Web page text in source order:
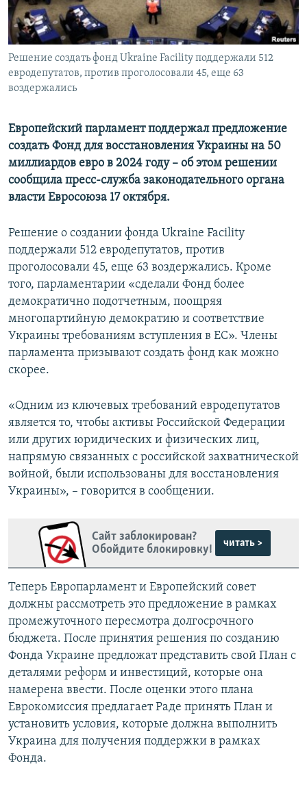
ПОБЕДИТЕЛЕЙ НЕ СУДЯТ?
КРЫМ.НЕПОКОРЕННЫЙ
ELIFBE
УКРАИНСКАЯ ПРОБЛЕМА КРЫМА
ПРИСОЕДИНЯЙТЕСЬ!
Решение создать фонд Ukraine Facility поддержали 512
евродепутатов, против проголосовали 45, еще 63
воздержались
Европейский парламент поддержал предложение
создать Фонд для восстановления Украины на 50
миллиардов евро в 2024 году – об этом решении
сообщила пресс-служба законодательного органа
власти Евросоюза 17 октября.
Решение о создании фонда Ukraine Facility
поддержали 512 евродепутатов, против
проголосовали 45, еще 63 воздержались. Кроме
того, парламентарии «сделали Фонд более
демократично подотчетным, поощряя
многопартийную демократию и соответствие
Украины требованиям вступления в ЕС». Члены
парламента призывают создать фонд как можно
скорее.
«Одним из ключевых требований евродепутатов
является то, чтобы активы Российской Федерации
или других юридических и физических лиц,
напрямую связанных с российской захватнической
войной, были использованы для восстановления
Украины», – говорится в сообщении.
Сайт заблокирован?
Обойдите блокировку!
читать >
Теперь Европарламент и Европейский совет
должны рассмотреть это предложение в рамках
промежуточного пересмотра долгосрочного
бюджета. После принятия решения по созданию
Фонда Украине предложат представить свой План с
деталями реформ и инвестиций, которые она
намерена ввести. После оценки этого плана
Еврокомиссия предлагает Раде принять План и
установить условия, которые должна выполнить
Украина для получения поддержки в рамках
Фонда.